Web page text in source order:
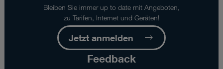
Bleiben Sie immer up to date mit Angeboten,
zu Tarifen, Internet und Geräten!
Jetzt anmelden
Feedback